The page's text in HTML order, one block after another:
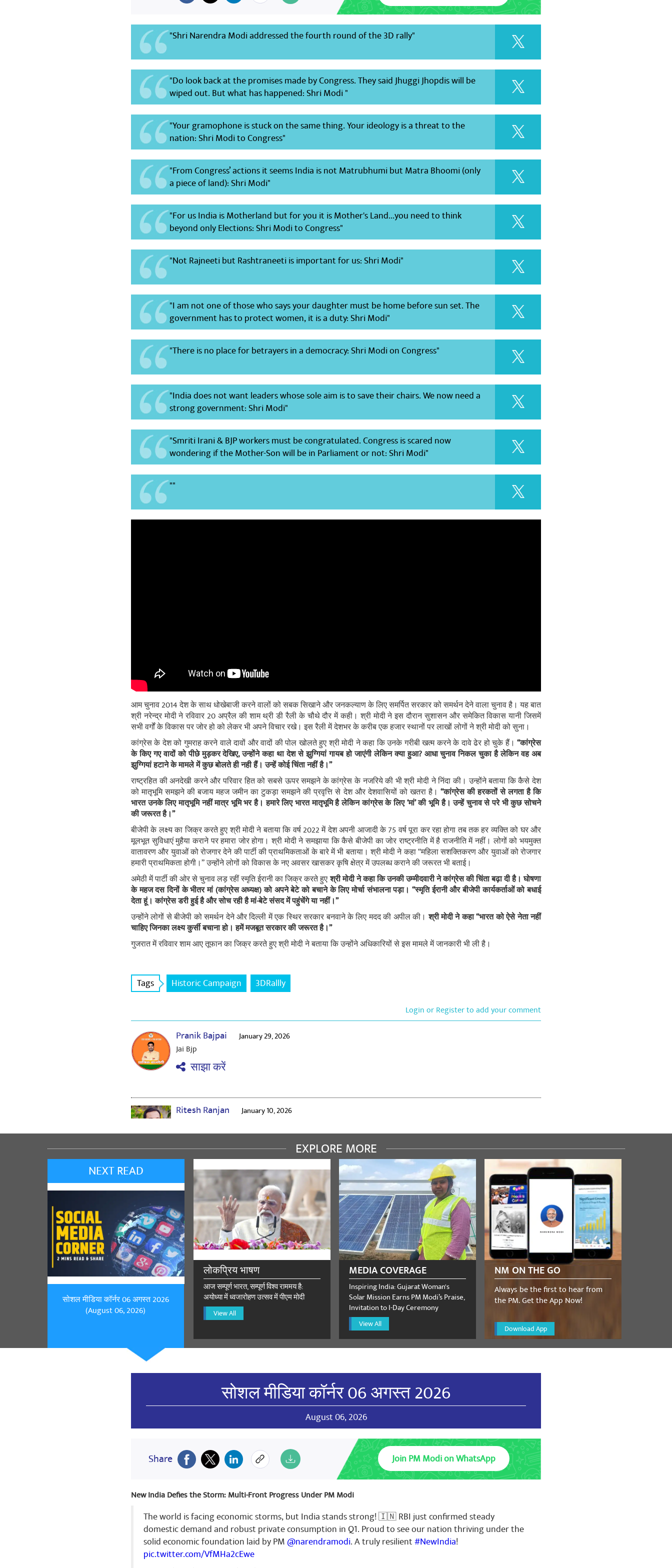
"Shri Narendra Modi addressed the fourth round of the 3D rally"
"Do look back at the promises made by Congress. They said Jhuggi Jhopdis will be
wiped out. But what has happened: Shri Modi "
"Your gramophone is stuck on the same thing. Your ideology is a threat to the
nation: Shri Modi to Congress"
"From Congress’ actions it seems India is not Matrubhumi but Matra Bhoomi (only
a piece of land): Shri Modi"
"For us India is Motherland but for you it is Mother's Land...you need to think
beyond only Elections: Shri Modi to Congress"
"Not Rajneeti but Rashtraneeti is important for us: Shri Modi"
"I am not one of those who says your daughter must be home before sun set. The
government has to protect women, it is a duty: Shri Modi"
"There is no place for betrayers in a democracy: Shri Modi on Congress"
"India does not want leaders whose sole aim is to save their chairs. We now need a
strong government: Shri Modi"
"Smriti Irani & BJP workers must be congratulated. Congress is scared now
wondering if the Mother-Son will be in Parliament or not: Shri Modi"
""
आम चुनाव 2014 देश के साथ धोखेबाजी करने वालों को सबक सिखाने और जनकल्याण के लिए समर्पित सरकार को समर्थन देने वाला चुनाव है। यह बात
श्री नरेन्द्र मोदी ने रविवार 20 अप्रैल की शाम थ्री डी रैली के चौथे दौर में कही। श्री मोदी ने इस दौरान सुशासन और समेकित विकास यानी जिसमें
सभी वर्गों के विकास पर जोर हो को लेकर भी अपने विचार रखे। इस रैली में देशभर के करीब एक हजार स्थानों पर लाखों लोगों ने श्री मोदी को सुना।
कांग्रेस के देश को गुमराह करने वाले दावों और वादों की पोल खोलते हुए श्री मोदी ने कहा कि उनके गरीबी खत्म करने के दावे ढेर हो चुके हैं। ‘‘कांग्रेस
के किए गए वादों को पीछे मुड़कर देखिए, उन्होंने कहा था देश से झुग्गियां गायब हो जाएंगी लेकिन क्या हुआ? आधा चुनाव निकल चुका है लेकिन वह अब
झुग्गियां हटाने के मामले में कुछ बोलते ही नही हैं। उन्हें कोई चिंता नहीं है।’’
राष्ट्रहित की अनदेखी करने और परिवार हित को सबसे ऊपर समझने के कांग्रेस के नजरिये की भी श्री मोदी ने निंदा की। उन्होंने बताया कि कैसे देश
को मातृभूमि समझने की बजाय महज जमीन का टुकड़ा समझने की प्रवृत्ति से देश और देशवासियों को खतरा है। ‘‘कांग्रेस की हरकतों से लगता है कि
भारत उनके लिए मातृभूमि नहीं मात्र भूमि भर है। हमारे लिए भारत मातृभूमि है लेकिन कांग्रेस के लिए ‘मां’ की भूमि है। उन्हें चुनाव से परे भी कुछ सोचने
की जरूरत है।’’
बीजेपी के लक्ष्य का जिक्र करते हुए श्री मोदी ने बताया कि वर्ष 2022 में देश अपनी आजादी के 75 वर्ष पूरा कर रहा होगा तब तक हर व्यक्ति को घर और
मूलभूत सुविधाएं मुहैया कराने पर हमारा जोर होगा। श्री मोदी ने समझाया कि कैसे बीजेपी का जोर राष्ट्रनीति में है राजनीति में नहीं। लोगों को भयमुक्त
वातावरण और युवाओं को रोजगार देने की पार्टी की प्राथमिकताओं के बारे में भी बताया। श्री मोदी ने कहा ‘‘महिला सशक्तिकरण और युवाओं को रोजगार
हमारी प्राथमिकता होगी।’’ उन्होंने लोगों को विकास के नए अवसर खासकर कृषि क्षेत्र में उपलब्ध कराने की जरूरत भी बताई।
अमेठी में पार्टी की ओर से चुनाव लड़ रहीं स्मृति ईरानी का जिक्र करते हुएश्री मोदी ने कहा कि उनकी उम्मीदवारी ने कांग्रेस की चिंता बढ़ा दी है। घोषणा
के महज दस दिनों के भीतर मां (कांग्रेस अध्यक्ष) को अपने बेटे को बचाने के लिए मोर्चा संभालना पड़ा। ‘‘स्मृति ईरानी और बीजेपी कार्यकर्ताओं को बधाई
देता हूं। कांग्रेस डरी हुई है और सोच रही है मां-बेटे संसद में पहुंचेंगे या नहीं।’’
उन्होंने लोगों से बीजेपी को समर्थन देने और दिल्ली में एक स्थिर सरकार बनवाने के लिए मदद की अपील की।श्री मोदी ने कहा ‘‘भारत को ऐसे नेता नहीं
चाहिए जिनका लक्ष्य कुर्सी बचाना हो। हमें मजबूत सरकार की जरूरत है।’’
गुजरात में रविवार शाम आए तूफान का जिक्र करते हुए श्री मोदी ने बताया कि उन्होंने अधिकारियों से इस मामले में जानकारी भी ली है।
Tags Historic Campaign 3DRallly
Login or Register to add your comment
Pranik Bajpai January 29, 2026
Jai Bjp
साझा करें
Ritesh Ranjan January 10, 2026
EXPLORE MORE
NEXT READ
सोशल मीडिया कॉर्नर 06 अगस्त 2026
(August 06, 2026)
लोकप्रिय भाषण
आज सम्पूर्ण भारत, सम्पूर्ण विश्व राममय है:
अयोध्या में ध्वजारोहण उत्सव में पीएम मोदी
View All
MEDIA COVERAGE
Inspiring India: Gujarat Woman's
Solar Mission Earns PM Modi’s Praise,
Invitation to I-Day Ceremony
View All
NM ON THE GO
Always be the first to hear from
the PM. Get the App Now!
Download App
सोशल मीडिया कॉर्नर 06 अगस्त 2026
August 06, 2026
Share Join PM Modi on WhatsApp
New India Defies the Storm: Multi-Front Progress Under PM Modi
The world is facing economic storms, but India stands strong! 🇮🇳 RBI just confirmed steady
domestic demand and robust private consumption in Q1. Proud to see our nation thriving under the
solid economic foundation laid by PM @narendramodi. A truly resilient#NewIndia!
pic.twitter.com/VfMHa2cEwe